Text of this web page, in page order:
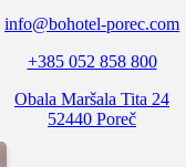
info@bohotel-porec.com
+385 052 858 800
Obala Maršala Tita 24
52440 Poreč